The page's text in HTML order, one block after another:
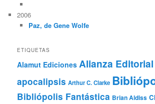
2006
Paz, de Gene Wolfe
ETIQUETAS
Alamut Ediciones Alianza Editorial
apocalipsis Arthur C. Clarke
Bibliópolis Fantástica Brian Aldiss